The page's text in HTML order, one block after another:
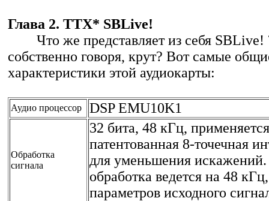
Глава 2. ТТХ* SBLive!
Что же представляет из себя SBLive!
собственно говоря, крут? Вот самые
характеристики этой аудиокарты:
Аудио процессор DSP EMU10K1
Обработка
сигнала
32 бита, 48 кГц, применяется
патентованная 8-точечная
для уменьшения
обработка ведется на 48
параметров исходного